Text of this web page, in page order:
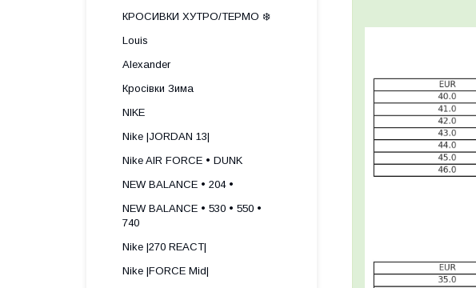
КРОСИВКИ ХУТРО/ТЕРМО ❄️
Louis
Alexander
Кросівки Зима
NIKE
Nike |JORDAN 13|
Nike AIR FORCE • DUNK
NEW BALANCE • 204 •
NEW BALANCE • 530 • 550 •
740
Nike |270 REACT|
Nike |FORCE Mid|